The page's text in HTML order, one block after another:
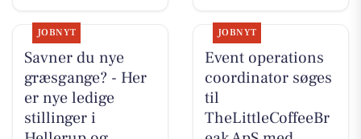
JOBNYT
Savner du nye
græsgange? - Her
er nye ledige
stillinger i
JOBNYT
Event operations
coordinator søges
til
TheLittleCoffeeBr